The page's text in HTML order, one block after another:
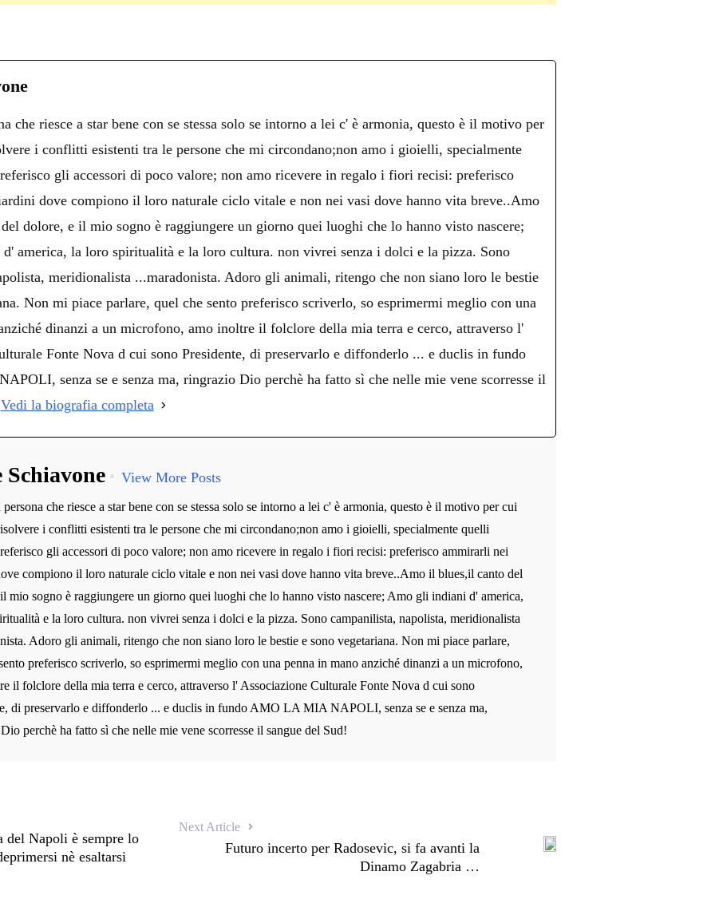
che riesce a star bene con se stessa solo se intorno a lei c' è armonia, questo è il motivo per
i conflitti esistenti tra le persone che mi circondano;non amo i gioielli, specialmente
gli accessori di poco valore; non amo ricevere in regalo i fiori recisi: preferisco
dove compiono il loro naturale ciclo vitale e non nei vasi dove hanno vita breve..Amo
dolore, e il mio sogno è raggiungere un giorno quei luoghi che lo hanno visto nascere;
america, la loro spiritualità e la loro cultura. non vivrei senza i dolci e la pizza. Sono
meridionalista ...maradonista. Adoro gli animali, ritengo che non siano loro le bestie
Non mi piace parlare, quel che sento preferisco scriverlo, so esprimermi meglio con una
dinanzi a un microfono, amo inoltre il folclore della mia terra e cerco, attraverso l'
Fonte Nova d cui sono Presidente, di preservarlo e diffonderlo ... e duclis in fundo
senza se e senza ma, ringrazio Dio perchè ha fatto sì che nelle mie vene scorresse il
Vedi la biografia completa
View More Posts
persona che riesce a star bene con se stessa solo se intorno a lei c' è armonia, questo è il motivo per cui
i conflitti esistenti tra le persone che mi circondano;non amo i gioielli, specialmente quelli
gli accessori di poco valore; non amo ricevere in regalo i fiori recisi: preferisco ammirarli nei
compiono il loro naturale ciclo vitale e non nei vasi dove hanno vita breve..Amo il blues,il canto del
mio sogno è raggiungere un giorno quei luoghi che lo hanno visto nascere; Amo gli indiani d' america,
e la loro cultura. non vivrei senza i dolci e la pizza. Sono campanilista, napolista, meridionalista
Adoro gli animali, ritengo che non siano loro le bestie e sono vegetariana. Non mi piace parlare,
preferisco scriverlo, so esprimermi meglio con una penna in mano anziché dinanzi a un microfono,
il folclore della mia terra e cerco, attraverso l' Associazione Culturale Fonte Nova d cui sono
di preservarlo e diffonderlo ... e duclis in fundo AMO LA MIA NAPOLI, senza se e senza ma,
perchè ha fatto sì che nelle mie vene scorresse il sangue del Sud!
Napoli è sempre lo
nè esaltarsi
Next Article
Futuro incerto per Radosevic, si fa avanti la
Dinamo Zagabria …